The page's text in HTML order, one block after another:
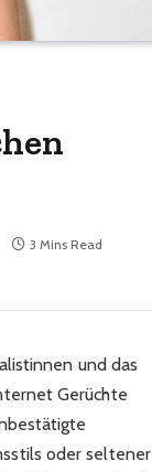
3 Mins Read
und das
Gerüchte
oder seltener